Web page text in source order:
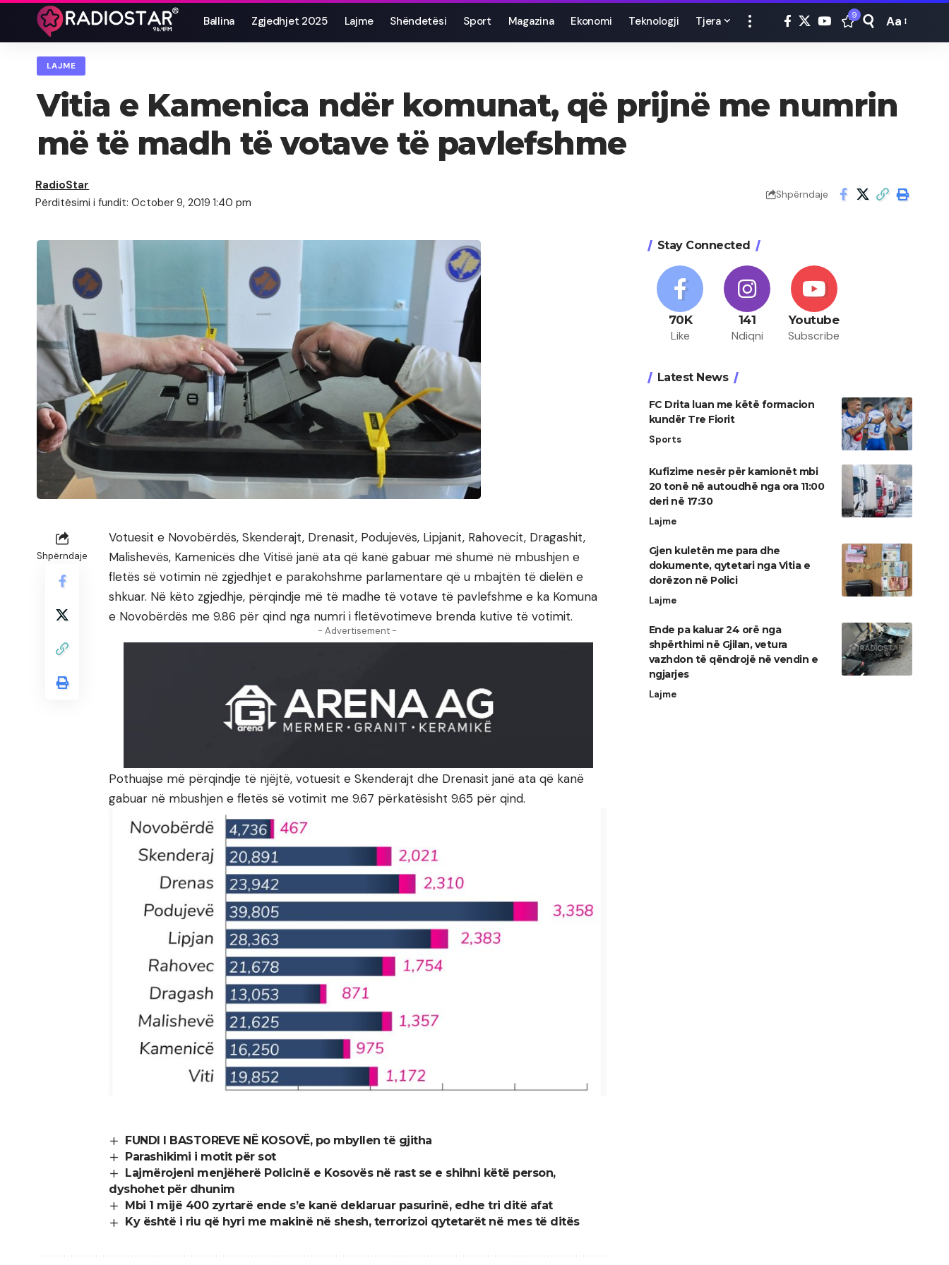
Ballina Zgjedhjet 2025 Lajme Shëndetësi Sport Magazina Ekonomi Teknologji Tjera 9
Font
Aa
LAJME
Vitia e Kamenica ndër komunat, që prijnë me numrin
më të madh të votave të pavlefshme
Përditësimi i fundit: October 9, 2019 1:40 pm
RadioStar
Shpërndaje
Shpërndaje
Votuesit e Novobërdës, Skenderajt, Drenasit, Podujevës, Lipjanit, Rahovecit, Dragashit,
Malishevës, Kamenicës dhe Vitisë janë ata që kanë gabuar më shumë në mbushjen e
fletës së votimin në zgjedhjet e parakohshme parlamentare që u mbajtën të dielën e
shkuar. Në këto zgjedhje, përqindje më të madhe të votave të pavlefshme e ka Komuna
e Novobërdës me 9.86 për qind nga numri i fletëvotimeve brenda kutive të votimit.
- Advertisement -
Pothuajse më përqindje të njëjtë, votuesit e Skenderajt dhe Drenasit janë ata që kanë
gabuar në mbushjen e fletës së votimit me 9.67 përkatësisht 9.65 për qind.
FUNDI I BASTOREVE NË KOSOVË, po mbyllen të gjitha
Parashikimi i motit për sot
Lajmërojeni menjëherë Policinë e Kosovës në rast se e shihni këtë person,
dyshohet për dhunim
Mbi 1 mijë 400 zyrtarë ende s’e kanë deklaruar pasurinë, edhe tri ditë afat
Ky është i riu që hyri me makinë në shesh, terrorizoi qytetarët në mes të ditës
Stay Connected
70K
Like
141
Ndiqni
Youtube
Subscribe
Latest News
FC Drita luan me këtë formacion
kundër Tre Fiorit
Sports
Kufizime nesër për kamionët mbi
20 tonë në autoudhë nga ora 11:00
deri në 17:30
Lajme
Gjen kuletën me para dhe
dokumente, qytetari nga Vitia e
dorëzon në Polici
Lajme
Ende pa kaluar 24 orë nga
shpërthimi në Gjilan, vetura
vazhdon të qëndrojë në vendin e
ngjarjes
Lajme